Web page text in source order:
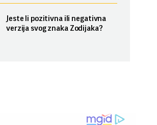
Jeste li pozitivna ili negativna
verzija svog znaka Zodijaka?